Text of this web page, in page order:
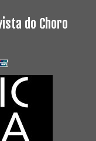
do Choro